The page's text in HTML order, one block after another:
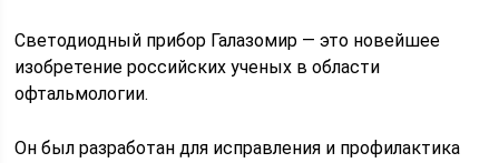
Светодиодный прибор Галазомир — это новейшее
изобретение российских ученых в области
офтальмологии.
Он был разработан для исправления и профилактика